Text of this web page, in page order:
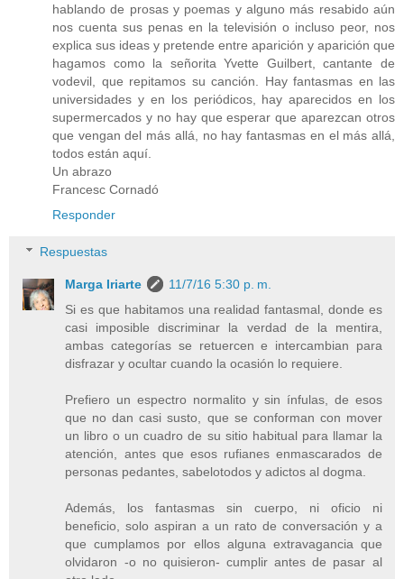
hablando de prosas y poemas y alguno más resabido aún
nos cuenta sus penas en la televisión o incluso peor, nos
explica sus ideas y pretende entre aparición y aparición que
hagamos como la señorita Yvette Guilbert, cantante de
vodevil, que repitamos su canción. Hay fantasmas en las
universidades y en los periódicos, hay aparecidos en los
supermercados y no hay que esperar que aparezcan otros
que vengan del más allá, no hay fantasmas en el más allá,
todos están aquí.
Un abrazo
Francesc Cornadó
Responder
Respuestas
Marga Iriarte
11/7/16 5:30 p. m.
Si es que habitamos una realidad fantasmal, donde es
casi imposible discriminar la verdad de la mentira,
ambas categorías se retuercen e intercambian para
disfrazar y ocultar cuando la ocasión lo requiere.
Prefiero un espectro normalito y sin ínfulas, de esos
que no dan casi susto, que se conforman con mover
un libro o un cuadro de su sitio habitual para llamar la
atención, antes que esos rufianes enmascarados de
personas pedantes, sabelotodos y adictos al dogma.
Además, los fantasmas sin cuerpo, ni oficio ni
beneficio, solo aspiran a un rato de conversación y a
que cumplamos por ellos alguna extravagancia que
olvidaron -o no quisieron- cumplir antes de pasar al